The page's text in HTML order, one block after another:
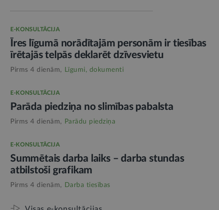
E-KONSULTĀCIJA
Īres līgumā norādītajām personām ir tiesības
īrētajās telpās deklarēt dzīvesvietu
Pirms 4 dienām, Līgumi, dokumenti
E-KONSULTĀCIJA
Parāda piedziņa no slimības pabalsta
Pirms 4 dienām, Parādu piedziņa
E-KONSULTĀCIJA
Summētais darba laiks – darba stundas
atbilstoši grafikam
Pirms 4 dienām, Darba tiesības